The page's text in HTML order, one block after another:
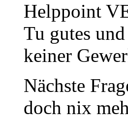
Helppoint
Tu gutes
keiner
Nächste
doch nix